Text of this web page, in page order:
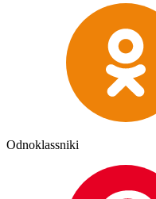
Odnoklassniki